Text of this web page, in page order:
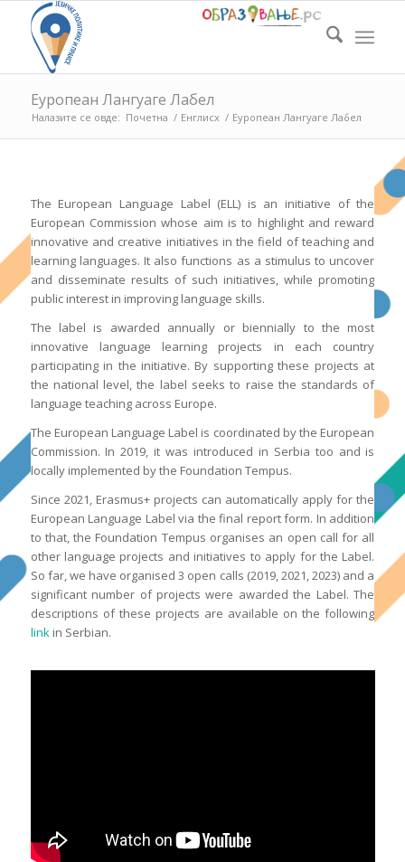
Еуропеан Лангуаге Лабел
Налазите се овде: Почетна / Енглисх / Еуропеан Лангуаге Лабел
The European Language Label (ELL) is an initiative of the
European Commission whose aim is to highlight and reward
innovative and creative initiatives in the field of teaching and
learning languages. It also functions as a stimulus to uncover
and disseminate results of such initiatives, while promoting
public interest in improving language skills.
The label is awarded annually or biennially to the most
innovative language learning projects in each country
participating in the initiative. By supporting these projects at
the national level, the label seeks to raise the standards of
language teaching across Europe.
The European Language Label is coordinated by the European
Commission. In 2019, it was introduced in Serbia too and is
locally implemented by the Foundation Tempus.
Since 2021, Erasmus+ projects can automatically apply for the
European Language Label via the final report form. In addition
to that, the Foundation Tempus organises an open call for all
other language projects and initiatives to apply for the Label.
So far, we have organised 3 open calls (2019, 2021, 2023) and a
significant number of projects were awarded the Label. The
descriptions of these projects are available on the following
linkin Serbian.